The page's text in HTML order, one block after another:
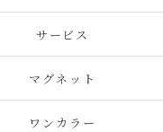
サービス
マグネット
ワンカラー